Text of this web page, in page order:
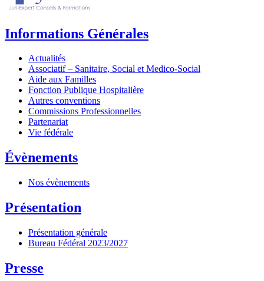
Informations Générales
Actualités
Associatif – Sanitaire, Social et Medico-Social
Aide aux Familles
Fonction Publique Hospitalière
Autres conventions
Commissions Professionnelles
Partenariat
Vie fédérale
Évènements
Nos évènements
Présentation
Présentation générale
Bureau Fédéral 2023/2027
Presse